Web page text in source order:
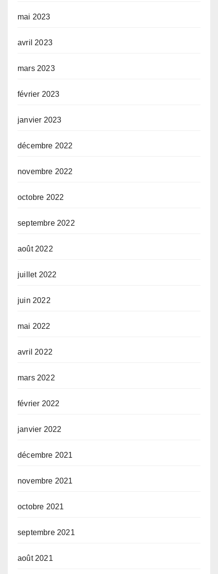
mai 2023
avril 2023
mars 2023
février 2023
janvier 2023
décembre 2022
novembre 2022
octobre 2022
septembre 2022
août 2022
juillet 2022
juin 2022
mai 2022
avril 2022
mars 2022
février 2022
janvier 2022
décembre 2021
novembre 2021
octobre 2021
septembre 2021
août 2021